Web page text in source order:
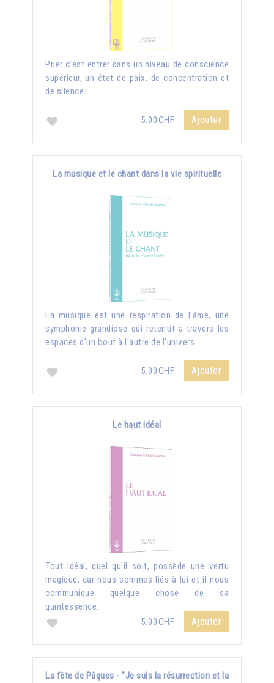
Prier c'est entrer dans un niveau de conscience
supérieur, un état de paix, de concentration et
de silence.
5.00CHF Ajouter
La musique et le chant dans la vie spirituelle
La musique est une respiration de l'âme, une
symphonie grandiose qui retentit à travers les
espaces d'un bout à l'autre de l'univers.
5.00CHF Ajouter
Le haut idéal
Tout idéal, quel qu'il soit, possède une vertu
magique, car nous sommes liés à lui et il nous
communique quelque chose de sa
quintessence.
5.00CHF
Ajouter
La fête de Pâques - "Je suis la résurrection et la